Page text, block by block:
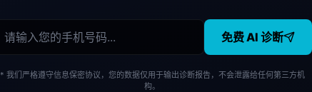
免费 AI 诊断
* 我们严格遵守信息保密协议，您的数据仅用于输出诊断报告，不会泄露给任何第三方机
构。